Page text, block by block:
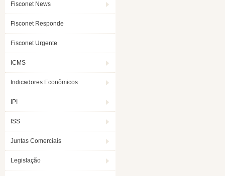
Fisconet News
Fisconet Responde
Fisconet Urgente
ICMS
Indicadores Econômicos
IPI
ISS
Juntas Comerciais
Legislação